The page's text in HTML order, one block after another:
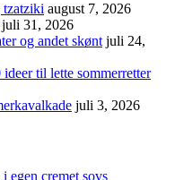
tzatziki august 7, 2026
juli 31, 2026
og andet skønt juli 24,
til lette sommerretter
juli 3, 2026
i egen cremet sovs